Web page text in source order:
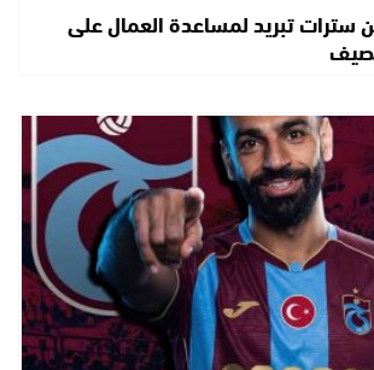
تبريد لمساعدة العمال على